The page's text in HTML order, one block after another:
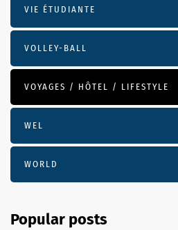
VIE ÉTUDIANTE
VOLLEY-BALL
VOYAGES / HÔTEL / LIFESTYLE
WEL
WORLD
Popular posts